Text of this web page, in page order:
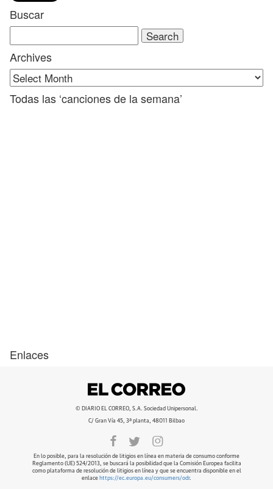
Buscar
Search
for:
Archives
Todas las ‘canciones de la semana’
Enlaces
© DIARIO EL CORREO, S.A. Sociedad Unipersonal.
C/ Gran Vía 45, 3ª planta, 48011 Bilbao
En lo posible, para la resolución de litigios en línea en materia de consumo conforme
Reglamento (UE) 524/2013, se buscará la posibilidad que la Comisión Europea facilita
como plataforma de resolución de litigios en línea y que se encuentra disponible en el
enlace https://ec.europa.eu/consumers/odr.